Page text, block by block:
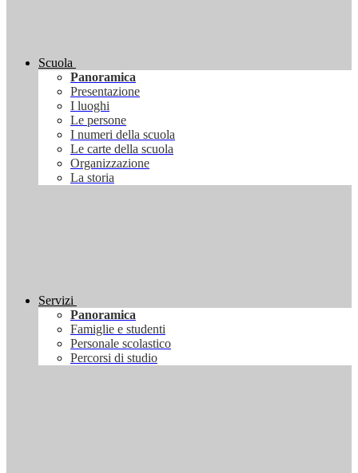
Scuola
Panoramica
Presentazione
I luoghi
Le persone
I numeri della scuola
Le carte della scuola
Organizzazione
La storia
Servizi
Panoramica
Famiglie e studenti
Personale scolastico
Percorsi di studio